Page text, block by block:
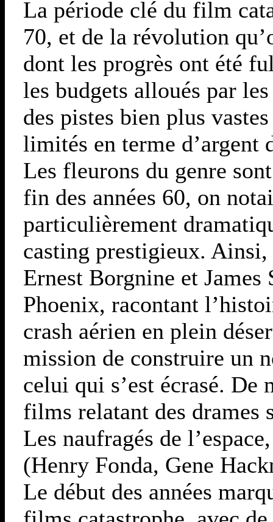
La période clé du film
70, et de la révolution
dont les progrès ont été
les budgets alloués par
des pistes bien plus
limités en terme d’argent
Les fleurons du genre
fin des années 60, on
particulièrement
casting prestigieux.
Ernest Borgnine et
Phoenix, racontant
crash aérien en plein
mission de construire un
celui qui s’est écrasé. De
films relatant des
Les naufragés de
(Henry Fonda, Gene
Le début des années